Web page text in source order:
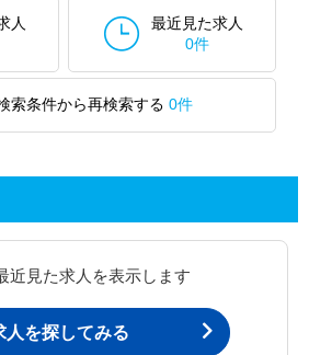
人
最近見た求人
0件
索条件から再検索する 0件
近見た求人を表示します
人を探してみる